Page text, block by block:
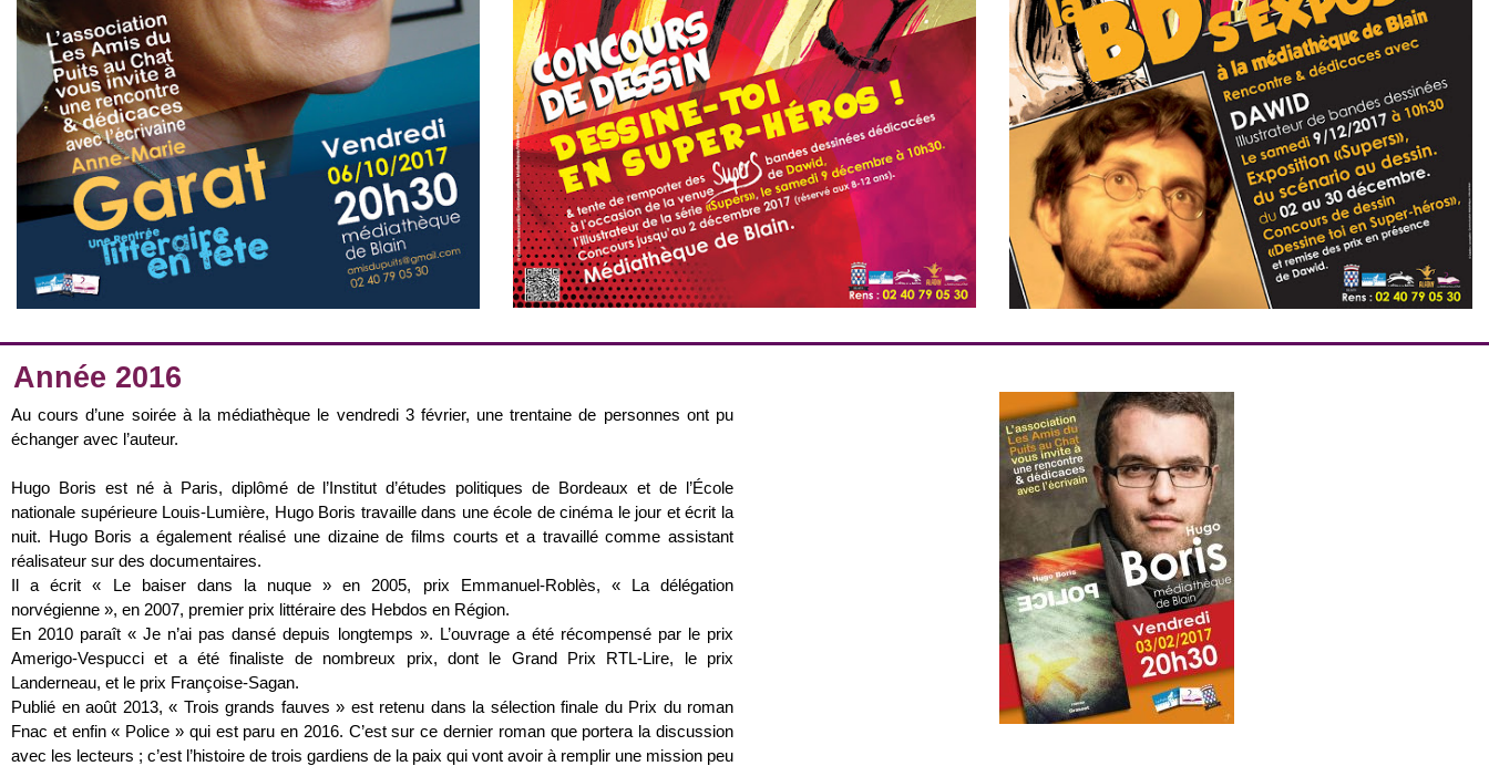
Année 2016
Au cours d’une soirée à la médiathèque le vendredi 3 février, une trentaine de personnes ont pu
échanger avec l’auteur.
Hugo Boris est né à Paris, diplômé de l’Institut d’études politiques de Bordeaux et de l’École
nationale supérieure Louis-Lumière, Hugo Boris travaille dans une école de cinéma le jour et écrit la
nuit. Hugo Boris a également réalisé une dizaine de films courts et a travaillé comme assistant
réalisateur sur des documentaires.
Il a écrit « Le baiser dans la nuque » en 2005, prix Emmanuel-Roblès, « La délégation
norvégienne », en 2007, premier prix littéraire des Hebdos en Région.
En 2010 paraît « Je n’ai pas dansé depuis longtemps ». L’ouvrage a été récompensé par le prix
Amerigo-Vespucci et a été finaliste de nombreux prix, dont le Grand Prix RTL-Lire, le prix
Landerneau, et le prix Françoise-Sagan.
Publié en août 2013, « Trois grands fauves » est retenu dans la sélection finale du Prix du roman
Fnac et enfin « Police » qui est paru en 2016. C’est sur ce dernier roman que portera la discussion
avec les lecteurs ; c’est l’histoire de trois gardiens de la paix qui vont avoir à remplir une mission peu